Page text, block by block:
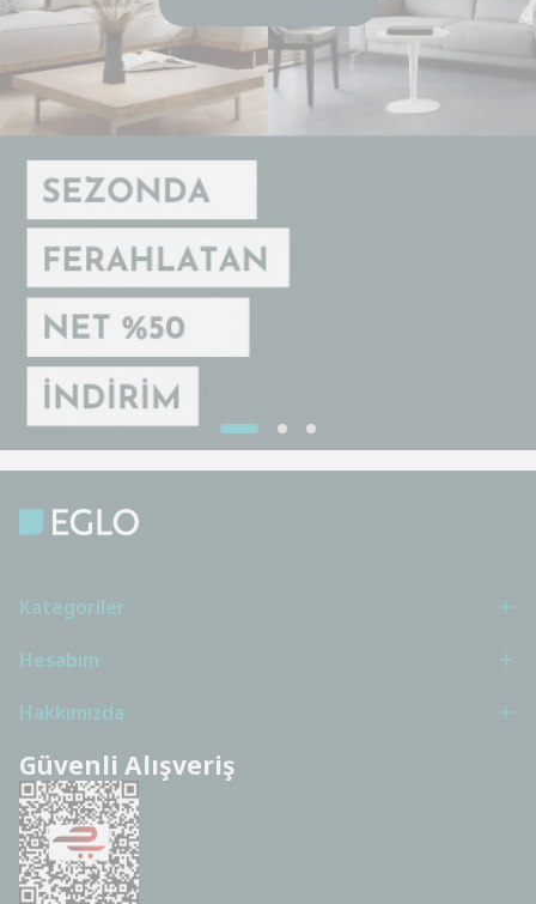
Kategoriler
Hesabım
Hakkımızda
Güvenli Alışveriş